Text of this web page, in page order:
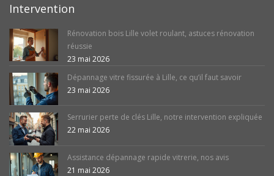
Intervention
Rénovation bois Lille volet roulant, astuces rénovation
réussie
23 mai 2026
Dépannage vitre fissurée à Lille, ce qu’il faut savoir
23 mai 2026
Serrurier perte de clés Lille, notre intervention expliquée
22 mai 2026
Assistance dépannage rapide vitrerie, nos avis
21 mai 2026